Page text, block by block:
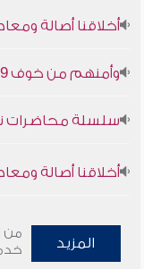
سلسلة محاضرات
المزيد
من